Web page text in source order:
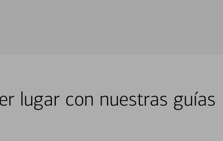
lugar con nuestras guías